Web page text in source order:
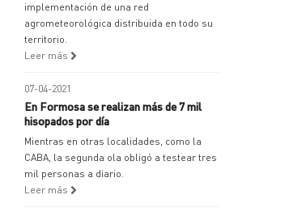
implementación de una red
agrometeorológica distribuida en todo su
territorio.
Leer más
07-04-2021
En Formosa se realizan más de 7 mil
hisopados por día
Mientras en otras localidades, como la
CABA, la segunda ola obligó a testear tres
mil personas a diario.
Leer más